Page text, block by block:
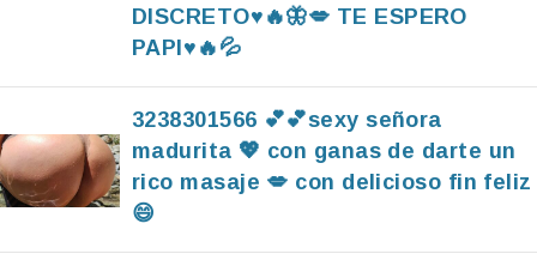
DISCRETO♥️🔥🦋💋 TE ESPERO
PAPI♥️🔥💦
3238301566 💕💕sexy señora
madurita 💖 con ganas de darte un
rico masaje 💋 con delicioso fin feliz
😄